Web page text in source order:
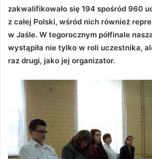
zakwalifikowało się 194 spośród 960
z całej Polski, wśród nich również
w Jaśle. W tegorocznym półfinale
wystąpiła nie tylko w roli uczestnika,
raz drugi, jako jej organizator.